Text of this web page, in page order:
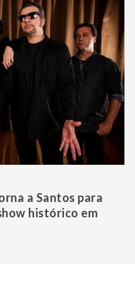
a Santos para
histórico em